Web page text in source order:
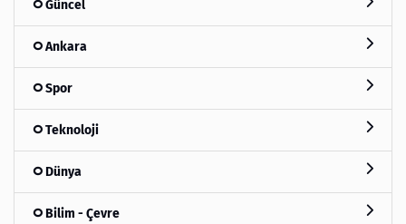
Güncel
Ankara
Spor
Teknoloji
Dünya
Bilim - Çevre